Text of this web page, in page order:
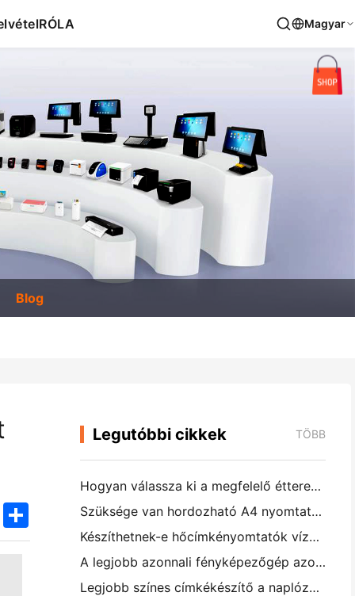
RÓLA Magyar
Blog
TwitterShare
Legutóbbi cikkek TÖBB
Hogyan válassza ki a megfelelő étterem szoftvert a kis vagy középméretű étteremhez
Szüksége van hordozható A4 nyomtatóra a raktári számlákhoz? Mi valójában működik
Készíthetnek-e hőcímkényomtatók vízálló címkéket kisvállalkozási termékekhez?
A legjobb azonnali fényképezőgép azoknak a kezdőknek, akik nem akarnak papírt pazarolni
Legjobb színes címkékészítő a naplózáshoz és a scrapbooking-hez: több szín minden oldalhoz